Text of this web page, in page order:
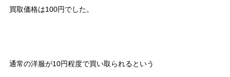
買取価格は100円でした。
通常の洋服が10円程度で買い取られるという